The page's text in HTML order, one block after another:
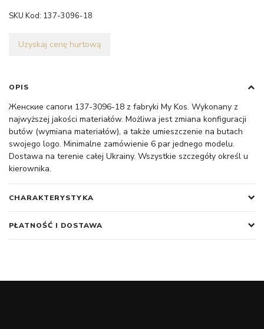
SKU Kod: 137-3096-18
Uzyskaj cenę hurtową
OPIS
Женские сапоги 137-3096-18 z fabryki My Kos. Wykonany z
najwyższej jakości materiałów. Możliwa jest zmiana konfiguracji
butów (wymiana materiałów), a także umieszczenie na butach
swojego logo. Minimalne zamówienie 6 par jednego modelu.
Dostawa na terenie całej Ukrainy. Wszystkie szczegóły określ u
kierownika.
CHARAKTERYSTYKA
PŁATNOŚĆ I DOSTAWA